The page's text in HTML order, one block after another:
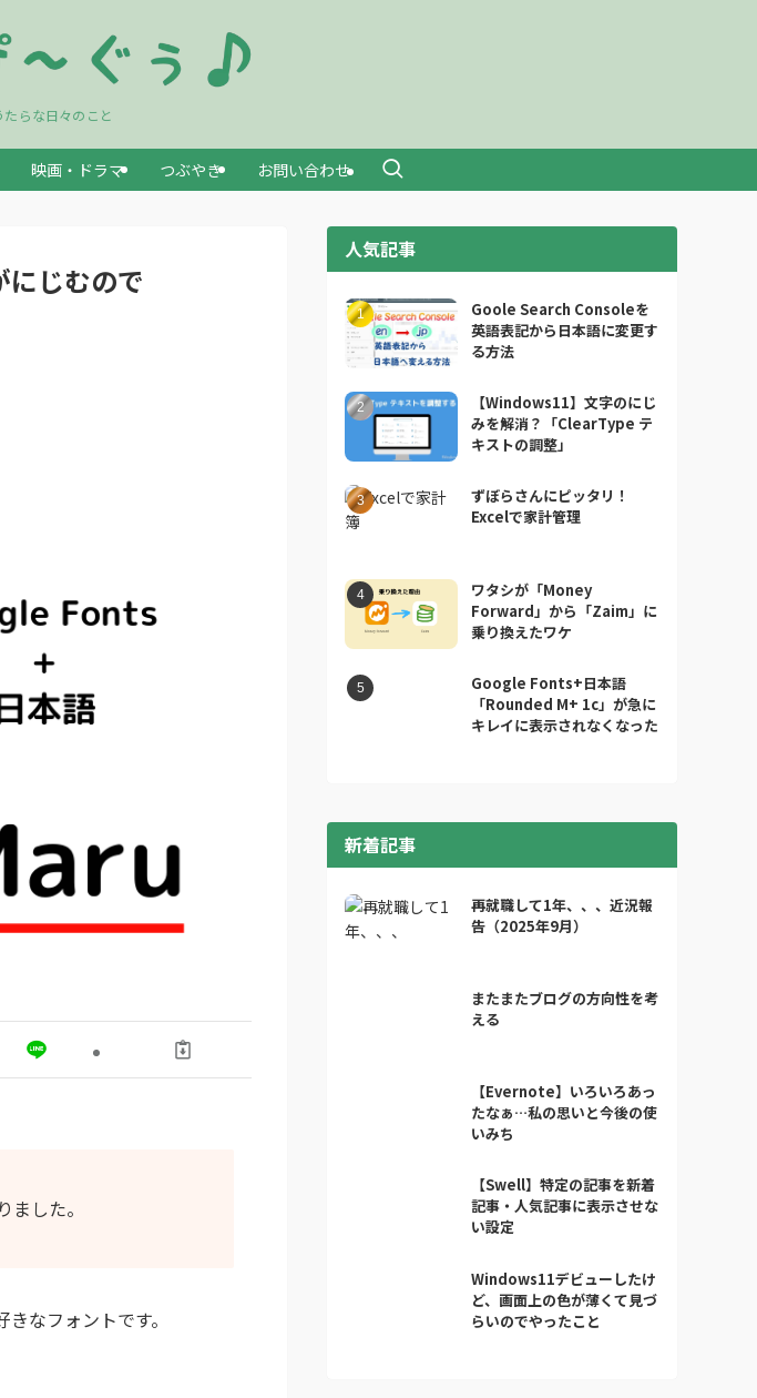
らな日々のこと
映画・ドラマ つぶやき お問い合わせ
じむので
した。
なフォントです。
人気記事
Goole Search Consoleを
英語表記から日本語に変更す
る方法
【Windows11】文字のにじ
みを解消？「ClearType テ
キストの調整」
ずぼらさんにピッタリ！
Excelで家計管理
ワタシが「Money
Forward」から「Zaim」に
乗り換えたワケ
Google Fonts+日本語
「Rounded M+ 1c」が急に
キレイに表示されなくなった
新着記事
再就職して1年、、、近況報
告（2025年9月）
またまたブログの方向性を考
える
【Evernote】いろいろあっ
たなぁ…私の思いと今後の使
いみち
【Swell】特定の記事を新着
記事・人気記事に表示させな
い設定
Windows11デビューしたけ
ど、画面上の色が薄くて見づ
らいのでやったこと